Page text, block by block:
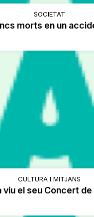
SOCIETAT
morts en un
CULTURA I MITJANS
viu el seu Concert de